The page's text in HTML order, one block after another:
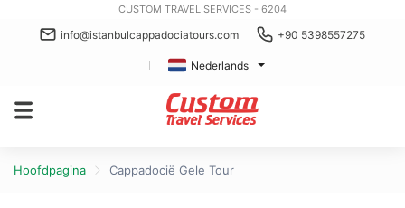
CUSTOM TRAVEL SERVICES - 6204
info@istanbulcappadociatours.com +90 5398557275
Nederlands
Hoofdpagina Cappadocië Gele Tour